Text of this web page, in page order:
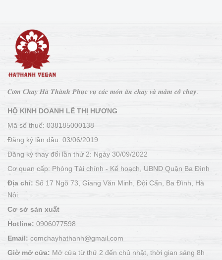
𝑪𝒐̛𝒎 𝑪𝒉𝒂𝒚 𝑯𝒂̀ 𝑻𝒉𝒂̀𝒏𝒉 𝑷𝒉𝒖̣𝒄 𝒗𝒖̣ 𝒄𝒂́𝒄 𝒎𝒐́𝒏 𝒂̆𝒏 𝒄𝒉𝒂𝒚 𝒗𝒂̀ 𝒎𝒂̂𝒎 𝒄𝒐̂̃ 𝒄𝒉𝒂𝒚.
HỘ KINH DOANH LÊ THỊ HƯƠNG
Mã số thuế: 038185000138
Đăng ký lần đầu: 03/06/2019
Đăng ký thay đổi lần thứ 2: Ngày 30/09/2022
Cơ quan cấp: Phòng Tài chính - Kế hoạch, UBND Quận Ba Đình
Địa chỉ: Số 17 Ngõ 73, Giang Văn Minh, Đội Cấn, Ba Đình, Hà
Nội.
Cơ sở sản xuất
Hotline: 0906077598
Email: comchayhathanh@gmail.com
Giờ mở cửa: Mở cửa từ thứ 2 đến chủ nhật, thời gian sáng 8h